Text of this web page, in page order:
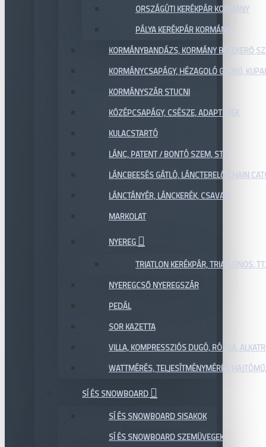
ORSZÁGÚTI KERÉKPÁR KORMÁNY
PÁLYA KERÉKPÁR KORMÁNY
KORMÁNYBANDÁZS, KORMÁNY BETEKERŐ
KORMÁNYCSAPÁGY, HÉZAGOLÓ GYŰRŰ,
KORMÁNYSZÁR STUCNI
KÖZÉPCSAPÁGY, CSÉSZE, ADAPTEREK
KULACSTARTÓ
LÁNC, PATENT / BONTÓ SZEM, STB.
LÁNCBEESÉS GÁTLÓ, LÁNCTERELŐ CHAIN
LÁNCTÁNYÉR, LÁNCKERÉK, CSAVAR
MARKOLAT
NYEREG
TRIATLON KERÉKPÁR, TRIATLONOS,
NYEREGCSŐ NYEREGSZÁR
PEDÁL
SOR KAZETTA
VILLA, KOMPRESSZIÓS DUGÓ, RÓZSA,
WATTMÉRÉS, TELJESÍTMÉNYMÉRÉS
SÍ ÉS SNOWBOARD
SÍ ÉS SNOWBOARD SISAKOK
SÍ ÉS SNOWBOARD SZEMÜVEGEK